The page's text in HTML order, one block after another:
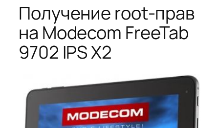
Получение root-прав
на Modecom FreeTab
9702 IPS X2